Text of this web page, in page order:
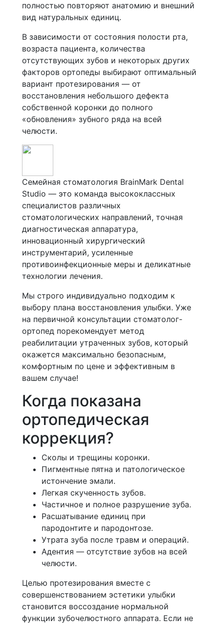
полностью повторяют анатомию и внешний
вид натуральных единиц.
В зависимости от состояния полости рта,
возраста пациента, количества
отсутствующих зубов и некоторых других
факторов ортопеды выбирают оптимальный
вариант протезирования — от
восстановления небольшого дефекта
собственной коронки до полного
«обновления» зубного ряда на всей
челюсти.
Семейная стоматология BrainMark Dental
Studio — это команда высококлассных
специалистов различных
стоматологических направлений, точная
диагностическая аппаратура,
инновационный хирургический
инструментарий, усиленные
противоинфекционные меры и деликатные
технологии лечения.
Мы строго индивидуально подходим к
выбору плана восстановления улыбки. Уже
на первичной консультации стоматолог-
ортопед порекомендует метод
реабилитации утраченных зубов, который
окажется максимально безопасным,
комфортным по цене и эффективным в
вашем случае!
Когда показана
ортопедическая
коррекция?
Сколы и трещины коронки.
Пигментные пятна и патологическое
истончение эмали.
Легкая скученность зубов.
Частичное и полное разрушение зуба.
Расшатывание единиц при
пародонтите и пародонтозе.
Утрата зуба после травм и операций.
Адентия — отсутствие зубов на всей
челюсти.
Целью протезирования вместе с
совершенствованием эстетики улыбки
становится воссоздание нормальной
функции зубочелюстного аппарата. Если не